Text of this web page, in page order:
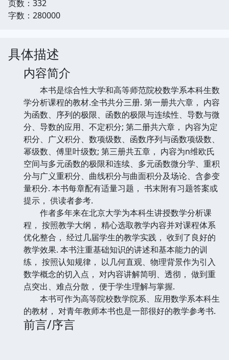
页数：332
字数：280000
具体描述
内容简介
本书是综合性大学和高等师范院校数学系本科生数
学分析课程的教材.全书共分三册. 第一册共六章， 内容
为函数、序列的极限、函数的极限与连续性、导数与微
分、导数的应用、不定积分; 第二册共六章， 内容为定
积分、广义积分、数项级数、函数序列与函数项级数、
幂级数、傅里叶级数; 第三册共五章， 内容为n维欧氏
空间与多元函数的极限和连续、多元函数微分学、重积
分与广义重积分、曲线积分与曲面积分及场论、含参变
量积分. 本书每章配有适量习题， 书末附有习题答案或
提示， 供读者参考.
作者多年来在北京大学为本科生讲授数学分析课
程， 按照教学大纲， 精心选取教学内容并对课程体系
优化整合， 经过几届学生的教学实践， 收到了良好的
教学效果. 本书注重基础知识的讲述和基本能力的训
练， 按照认知规律， 以几何直观、物理背景作为引入
数学概念的切入点， 对内容讲解简明、透彻， 做到重
点突出、难点分散， 便于学生理解与掌握.
本书可作为高等院校数学院系、应用数学系本科生
的教材， 对青年教师本书也是一部很好的教学参考书.
前言/序言